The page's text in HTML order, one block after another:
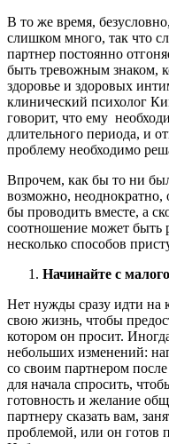
В то же время,
слишком много, так что
партнер постоянно
быть тревожным знаком,
здоровье и здоровых
клинический психолог
говорит, что ему
длительного периода, и
проблему необходимо
Впрочем, как бы то ни
возможно, неоднократно,
бы проводить вместе, а
соотношение может быть
несколько способов
Начинайте с малого
Нет нужды сразу идти на
свою жизнь, чтобы
котором он просит.
небольших изменений:
со своим партнером
для начала спросить,
готовность и желание
партнеру сказать вам,
проблемой, или он готов